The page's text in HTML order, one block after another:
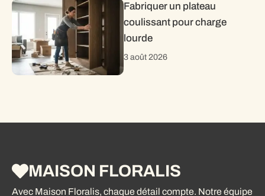
Fabriquer un plateau
coulissant pour charge
lourde
3 août 2026
MAISON FLORALIS
Avec Maison Floralis, chaque détail compte. Notre équipe